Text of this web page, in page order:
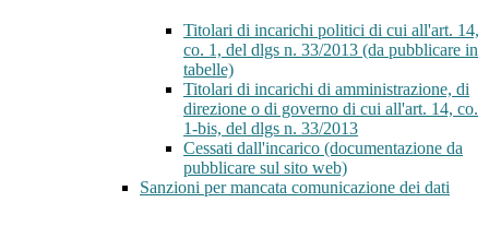
Titolari di incarichi politici di cui all'art. 14,
co. 1, del dlgs n. 33/2013 (da pubblicare in
tabelle)
Titolari di incarichi di amministrazione, di
direzione o di governo di cui all'art. 14, co.
1-bis, del dlgs n. 33/2013
Cessati dall'incarico (documentazione da
pubblicare sul sito web)
Sanzioni per mancata comunicazione dei dati